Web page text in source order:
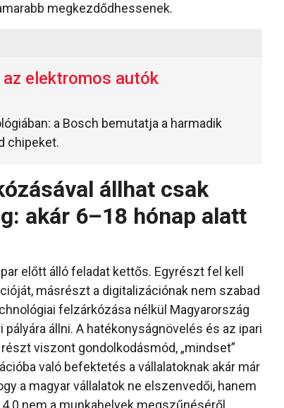
megkezdődhessenek.
elektromos autók
a Bosch bemutatja a harmadik
chipeket.
állhat csak
akár 6–18 hónap alatt
előtt álló feladat kettős. Egyrészt fel kell
másrészt a digitalizációnak nem szabad
felzárkózása nélkül Magyarország
állni. A hatékonyságnövelés és az ipari
viszont gondolkodásmód, „mindset”
való befektetés a vállalatoknak akár már
a magyar vállalatok ne elszenvedői, hanem
nem a munkahelyek megszűnéséről,